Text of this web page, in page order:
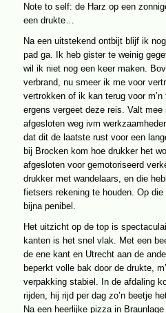
Note to self: de Harz op een
een drukte…
Na een uitstekend ontbijt blijf ik
pad ga. Ik heb gister te weinig
wil ik niet nog een keer maken.
verbrand, nu smeer ik me voor
vertrokken of ik kan terug voor
ergens vergeet deze reis. Valt
afgesloten weg ivm
dat dit de laatste rust voor een
bij Brocken kom hoe drukker het
afgesloten voor gemotoriseerd
drukker met wandelaars, en die
fietsers rekening te houden. Op
bijna penibel.
Het uitzicht op de top is
kanten is het snel vlak. Met een
de ene kant en Utrecht aan de
beperkt volle bak door de drukte,
verpakking stabiel. In de afdaling
rijden, hij rijd per dag zo’n beetje
Na een heerlijke pizza in